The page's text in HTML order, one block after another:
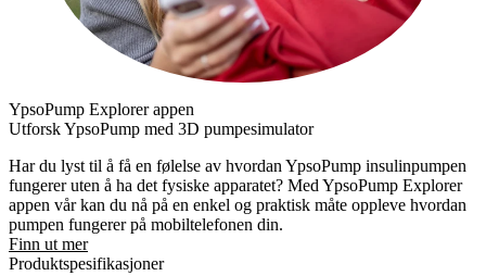
YpsoPump Explorer appen
Utforsk YpsoPump med 3D pumpesimulator
Har du lyst til å få en følelse av hvordan YpsoPump insulinpumpen
fungerer uten å ha det fysiske apparatet? Med YpsoPump Explorer
appen vår kan du nå på en enkel og praktisk måte oppleve hvordan
pumpen fungerer på mobiltelefonen din.
Finn ut mer
Produktspesifikasjoner